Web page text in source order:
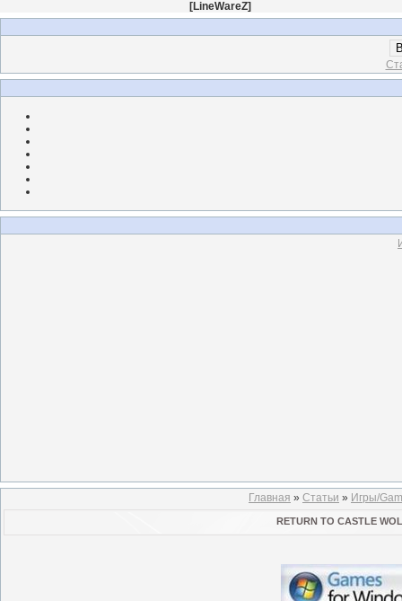
[LineWareZ]
Главная » Статьи » Игры/
RETURN TO CASTLE